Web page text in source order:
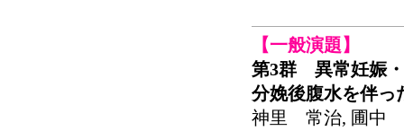
【一般演題】
第3群 異常妊娠
分娩後腹水を伴っ
神里 常治, 圃中